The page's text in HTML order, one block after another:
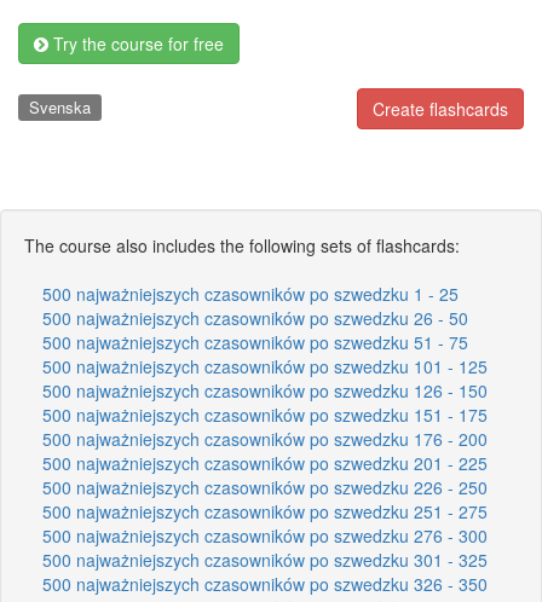
Try the course for free
Create flashcards
Svenska
The course also includes the following sets of flashcards:
500 najważniejszych czasowników po szwedzku 1 - 25
500 najważniejszych czasowników po szwedzku 26 - 50
500 najważniejszych czasowników po szwedzku 51 - 75
500 najważniejszych czasowników po szwedzku 101 - 125
500 najważniejszych czasowników po szwedzku 126 - 150
500 najważniejszych czasowników po szwedzku 151 - 175
500 najważniejszych czasowników po szwedzku 176 - 200
500 najważniejszych czasowników po szwedzku 201 - 225
500 najważniejszych czasowników po szwedzku 226 - 250
500 najważniejszych czasowników po szwedzku 251 - 275
500 najważniejszych czasowników po szwedzku 276 - 300
500 najważniejszych czasowników po szwedzku 301 - 325
500 najważniejszych czasowników po szwedzku 326 - 350